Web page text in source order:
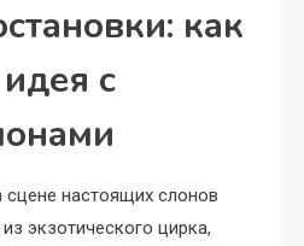
как
с
настоящих слонов
экзотического цирка,